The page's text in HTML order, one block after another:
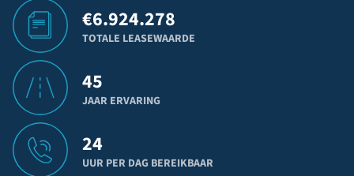
€6.924.278
TOTALE LEASEWAARDE
45
JAAR ERVARING
24
UUR PER DAG BEREIKBAAR